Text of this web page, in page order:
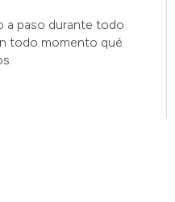
a paso durante todo
todo momento qué